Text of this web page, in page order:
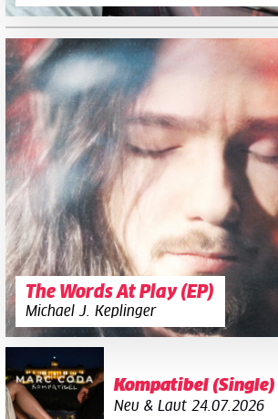
The Words At Play (EP)
Michael J. Keplinger
Kompatibel (Single)
Neu & Laut 24.07.2026